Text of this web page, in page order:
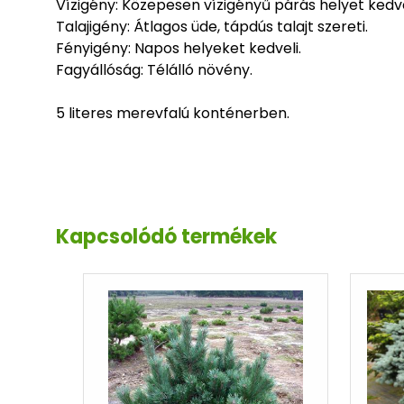
Vízigény: Közepesen vízigényű párás helyet
Talajigény: Átlagos üde, tápdús talajt szereti.
Fényigény: Napos helyeket kedveli.
Fagyállóság: Télálló növény.
5 literes merevfalú konténerben.
Kapcsolódó termékek